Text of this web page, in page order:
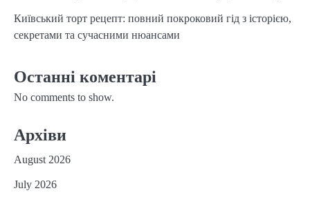
Київський торт рецепт: повний покроковий гід з історією,
секретами та сучасними нюансами
Останні коментарі
No comments to show.
Архіви
August 2026
July 2026